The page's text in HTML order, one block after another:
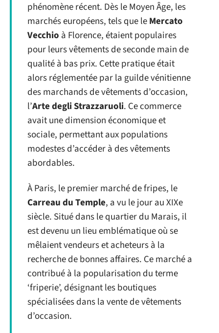
phénomène récent. Dès le Moyen Âge, les
marchés européens, tels que leMercato
Vecchio à Florence, étaient populaires
pour leurs vêtements de seconde main de
qualité à bas prix. Cette pratique était
alors réglementée par la guilde vénitienne
des marchands de vêtements d’occasion,
l’Arte degli Strazzaruoli. Ce commerce
avait une dimension économique et
sociale, permettant aux populations
modestes d’accéder à des vêtements
abordables.
À Paris, le premier marché de fripes, le
Carreau du Temple, a vu le jour au XIXe
siècle. Situé dans le quartier du Marais, il
est devenu un lieu emblématique où se
mêlaient vendeurs et acheteurs à la
recherche de bonnes affaires. Ce marché a
contribué à la popularisation du terme
‘friperie’, désignant les boutiques
spécialisées dans la vente de vêtements
d’occasion.